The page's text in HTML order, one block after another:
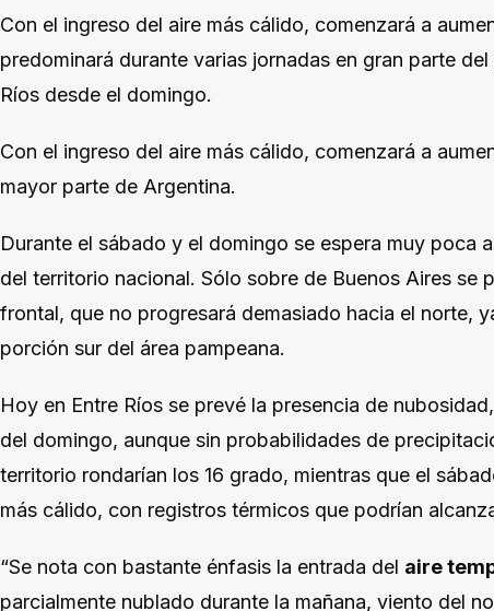
Con el ingreso del aire más cálido, comenzará a
predominará durante varias jornadas en gran parte
Ríos desde el domingo.
Con el ingreso del aire más cálido, comenzará a
mayor parte de Argentina.
Durante el sábado y el domingo se espera muy poca
del territorio nacional. Sólo sobre de Buenos Aires se
frontal, que no progresará demasiado hacia el norte,
porción sur del área pampeana.
Hoy en Entre Ríos se prevé la presencia de
del domingo, aunque sin probabilidades de
territorio rondarían los 16 grado, mientras que el
más cálido, con registros térmicos que podrían
“Se nota con bastante énfasis la entrada del aire
parcialmente nublado durante la mañana, viento del